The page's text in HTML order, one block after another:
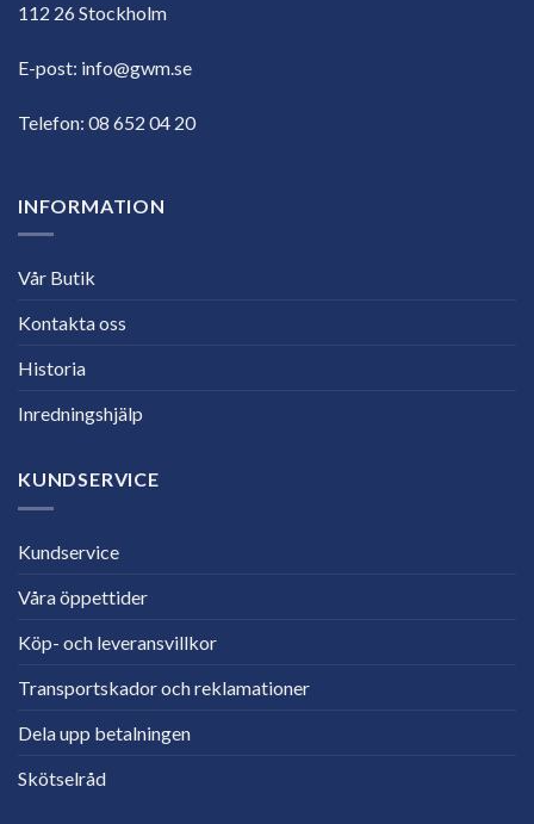
112 26 Stockholm
E-post: info@gwm.se
Telefon: 08 652 04 20
INFORMATION
Vår Butik
Kontakta oss
Historia
Inredningshjälp
KUNDSERVICE
Kundservice
Våra öppettider
Köp- och leveransvillkor
Transportskador och reklamationer
Dela upp betalningen
Skötselråd